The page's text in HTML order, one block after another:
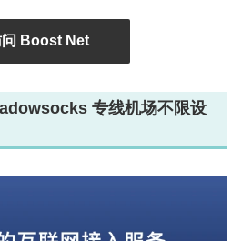
Boost Net
专线机场不限设